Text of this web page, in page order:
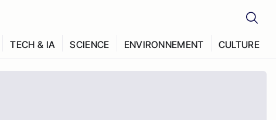
TECH & IA SCIENCE ENVIRONNEMENT CULTURE